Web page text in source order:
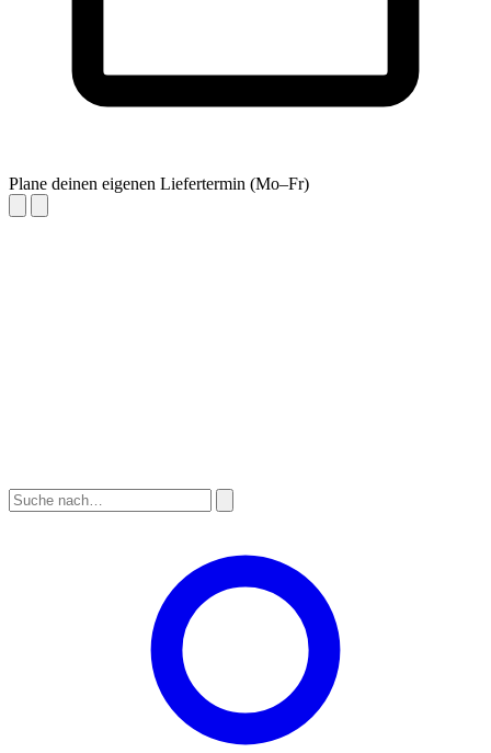
Plane deinen eigenen Liefertermin (Mo–Fr)